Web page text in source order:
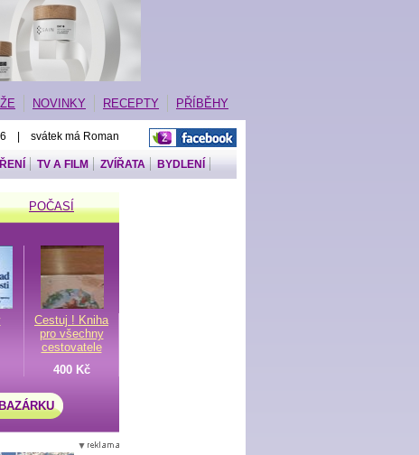
NOVINKY RECEPTY PŘÍBĚHY
| svátek má Roman
TV A FILM ZVÍŘATA BYDLENÍ
POČASÍ
Cestuj ! Kniha
pro všechny
cestovatele
400 Kč